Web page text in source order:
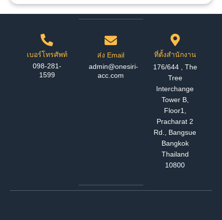
เบอร์โทรศัพท์
098-281-
1599
ส่ง Email
admin@onesiri-
acc.com
ที่ตั้งสำนักงาน
176/644 , The
Tree
Interchange
Tower B,
Floor1,
Pracharat 2
Rd., Bangsue
Bangkok
Thailand
10800